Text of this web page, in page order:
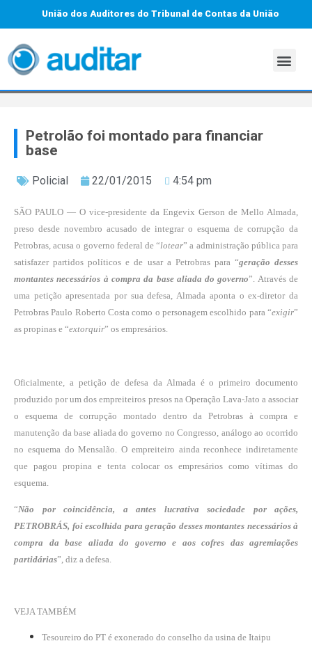
União dos Auditores do Tribunal de Contas da União
Petrolão foi montado para financiar
base
Policial 22/01/2015 4:54 pm
SÃO PAULO — O vice-presidente da Engevix Gerson de Mello Almada,
preso desde novembro acusado de integrar o esquema de corrupção da
Petrobras, acusa o governo federal de “lotear” a administração pública para
satisfazer partidos políticos e de usar a Petrobras para “geração desses
montantes necessários à compra da base aliada do governo”. Através de
uma petição apresentada por sua defesa, Almada aponta o ex-diretor da
Petrobras Paulo Roberto Costa como o personagem escolhido para “exigir”
as propinas e “extorquir” os empresários.
Oficialmente, a petição de defesa da Almada é o primeiro documento
produzido por um dos empreiteiros presos na Operação Lava-Jato a associar
o esquema de corrupção montado dentro da Petrobras à compra e
manutenção da base aliada do governo no Congresso, análogo ao ocorrido
no esquema do Mensalão. O empreiteiro ainda reconhece indiretamente
que pagou propina e tenta colocar os empresários como vítimas do
esquema.
“Não por coincidência, a antes lucrativa sociedade por ações,
PETROBRÁS, foi escolhida para geração desses montantes necessários à
compra da base aliada do governo e aos cofres das agremiações
partidárias”, diz a defesa.
VEJA TAMBÉM
Tesoureiro do PT é exonerado do conselho da usina de Itaipu